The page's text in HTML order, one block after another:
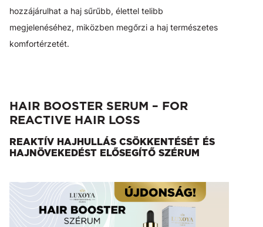
hozzájárulhat a haj sűrűbb, élettel telibb
megjelenéséhez, miközben megőrzi a haj természetes
komfortérzetét.
HAIR BOOSTER SERUM – FOR
REACTIVE HAIR LOSS
REAKTÍV HAJHULLÁS CSÖKKENTÉSÉT ÉS
HAJNÖVEKEDÉST ELŐSEGÍTŐ SZÉRUM